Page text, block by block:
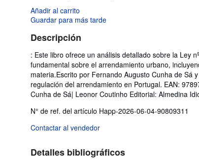
de
Añadir al carrito
Guardar para más tarde
Descripción
: Este libro ofrece un análisis detallado sobre la Ley
fundamental sobre el arrendamiento urbano,
materia.Escrito por Fernando Augusto Cunha de Sá
regulación del arrendamiento en Portugal. EAN:
Cunha de Sá| Leonor Coutinho Editorial: Almedina
N° de ref. del artículo Happ-2026-06-04-90809311
Contactar al vendedor
Detalles bibliográficos